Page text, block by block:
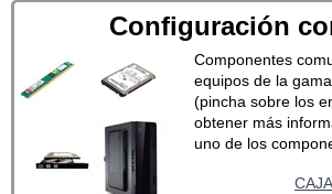
Configuración
Componentes
equipos de la
(pincha sobre los
obtener más
uno de los